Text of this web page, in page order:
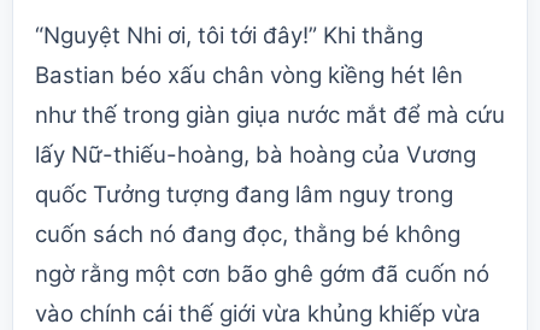
“Nguyệt Nhi ơi, tôi tới đây!” Khi thằng
Bastian béo xấu chân vòng kiềng hét lên
như thế trong giàn giụa nước mắt để mà cứu
lấy Nữ-thiếu-hoàng, bà hoàng của Vương
quốc Tưởng tượng đang lâm nguy trong
cuốn sách nó đang đọc, thằng bé không
ngờ rằng một cơn bão ghê gớm đã cuốn nó
vào chính cái thế giới vừa khủng khiếp vừa